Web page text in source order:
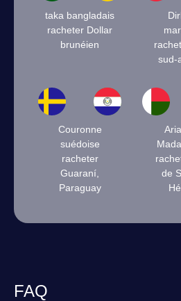
taka bangladais
racheter Dollar
brunéien
sud-
Couronne
suédoise
racheter
Guaraní,
Paraguay
de
FAQ